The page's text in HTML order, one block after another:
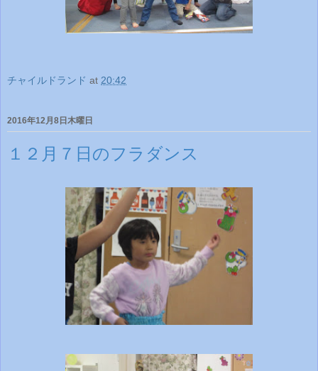
チャイルドランド at 20:42
2016年12月8日木曜日
１２月７日のフラダンス